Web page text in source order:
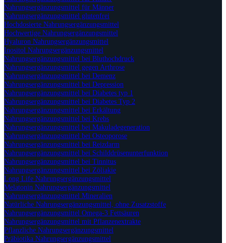
Nahrungsergänzungsmittel für Männer
Nahrungsergänzungsmittel glutenfrei
Hochdosierte Nahrungsergänzungsmittel
Hochwertige Nahrungsergänzungsmittel
Hyaluron Nahrungsergänzungsmittel
Inositol Nahrungsergänzungsmittel
Nahrungsergänzungsmittel bei Bluthochdruck
Nahrungsergänzungsmittel gegen Arthrose
Nahrungsergänzungsmittel bei Demenz
Nahrungsergänzungsmittel bei Depression
Nahrungsergänzungsmittel bei Diabetes typ 1
Nahrungsergänzungsmittel bei Diabetes Typ 2
Nahrungsergänzungsmittel bei Erkältung
Nahrungsergänzungsmittel bei Krebs
Nahrungsergänzungsmittel bei Makuladegeneration
Nahrungsergänzungsmittel bei Osteoporose
Nahrungsergänzungsmittel bei Reizdarm
Nahrungsergänzungsmittel bei Schilddrüsenunterfunktion
Nahrungsergänzungsmittel bei Tinnitus
Nahrungsergänzungsmittel bei Zöliakie
Long Life Nahrungsergänzungsmittel
Melatonin Nahrungsergänzungsmittel
Nahrungsergänzungsmittel Mineralien
Natürliche Nahrungsergänzungsmittel, ohne Zusatzstoffe
Nahrungsergänzungsmittel Omega-3 Fettsäuren
Nahrungsergänzungsmittel mit Pflanzenextrakte
Pflanzliche Nahrungsergänzungsmittel
Präbiotika Nahrungsergänzungsmittel